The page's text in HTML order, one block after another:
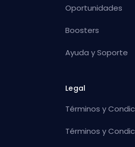
Oportunidades
Boosters
Ayuda y Soporte
Legal
Términos y
Términos y